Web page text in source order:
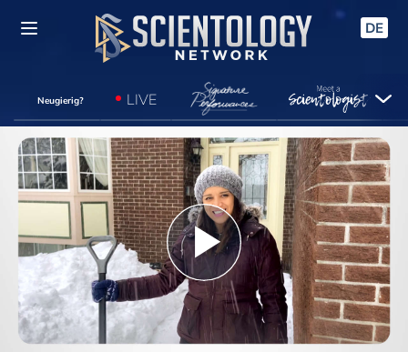
DE
Neugierig? LIVE
Play
Video